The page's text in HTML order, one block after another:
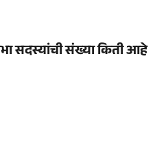
सदस्यांची संख्या किती आहे